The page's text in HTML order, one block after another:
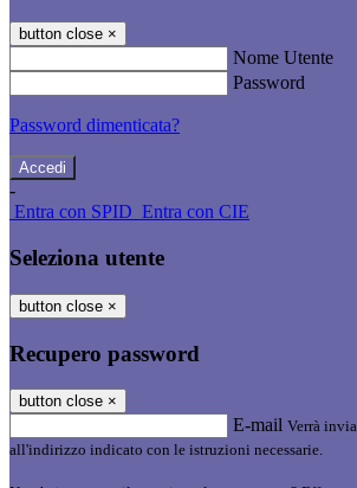
button close ×
Nome Utente
Password
Password dimenticata?
-
Entra con SPID Entra con CIE
Seleziona utente
button close ×
Recupero password
button close ×
E-mail Verrà
all'indirizzo indicato con le istruzioni necessarie.